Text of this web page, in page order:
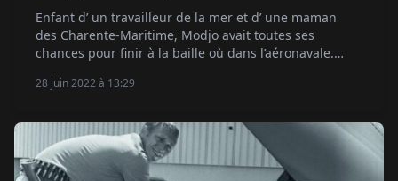
Enfant d’ un travailleur de la mer et d’ une maman
des Charente-Maritime, Modjo avait toutes ses
chances pour finir à la baille où dans l’aéronavale.
son talent au détour de sa vie déjà bien remplie, alors
[…]
28 juin 2022 à 13:29